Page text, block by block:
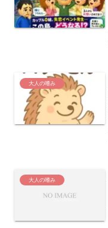
大人の嗜み
大人の嗜み